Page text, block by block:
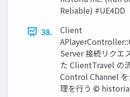
Reliable) #UE4DD
38.
Client
Server 接続リクエ
た ClientTravel の
Control Channel
理を行う ©